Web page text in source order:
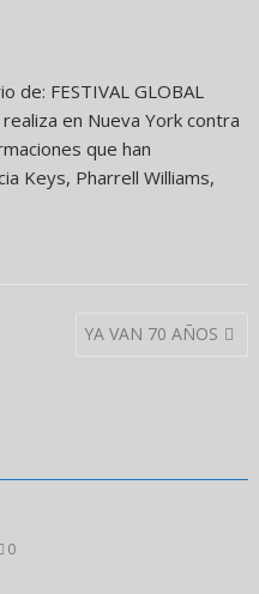
de: FESTIVAL GLOBAL
en Nueva York contra
que han
Keys, Pharrell Williams,
YA VAN 70 AÑOS
0